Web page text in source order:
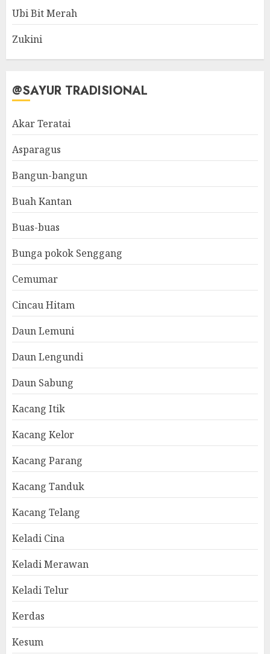
Ubi Bit Merah
Zukini
@SAYUR TRADISIONAL
Akar Teratai
Asparagus
Bangun-bangun
Buah Kantan
Buas-buas
Bunga pokok Senggang
Cemumar
Cincau Hitam
Daun Lemuni
Daun Lengundi
Daun Sabung
Kacang Itik
Kacang Kelor
Kacang Parang
Kacang Tanduk
Kacang Telang
Keladi Cina
Keladi Merawan
Keladi Telur
Kerdas
Kesum